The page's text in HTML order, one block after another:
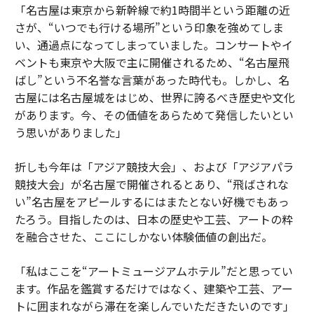
「名古屋は東京から新幹線で約1時間半という距離の近
さが、“いつでも行ける場所”という印象を強めてしま
い、通過点になってしまっていました。コンサートやイ
ベントも東京や大阪で主に開催されるため、“名古屋飛
ばし”という不名誉な言葉があった時代も。しかし、名
古屋には名古屋城をはじめ、世界に誇るべき歴史や文化
があります。今、その価値をあらためて発信したいとい
う思いがありました」
折しも今年は「アジア競技大会」、および「アジアパラ
競技大会」が名古屋で開催されるとあり、“飛ばされな
い”名古屋をアピールするにはまたとない好機でもあっ
たろう。目指したのは、日本の歴史や工芸、アートの粋
を融合させた、ここにしかない体験価値の創出だ。
「私はここを“アートミュージアムホテル”だと思ってい
ます。作品を鑑賞するだけではなく、建築や工芸、アー
トに囲まれながら滞在を楽しんでいただきたいのです」